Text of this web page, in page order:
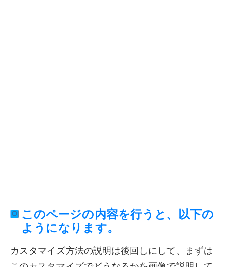
このページの内容を行うと、以下の
ようになります。
カスタマイズ方法の説明は後回しにして、まずは